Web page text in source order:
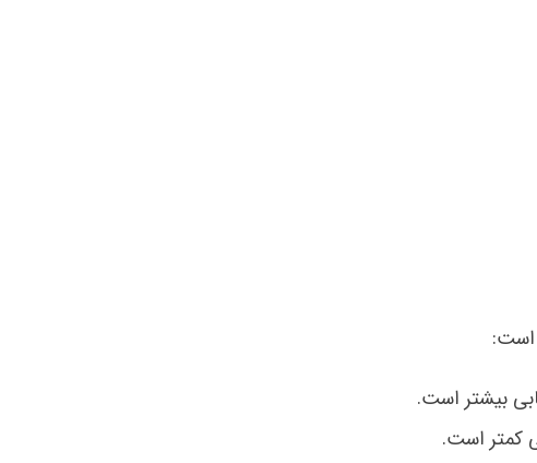
است:
بیشتر است.
کمتر است.